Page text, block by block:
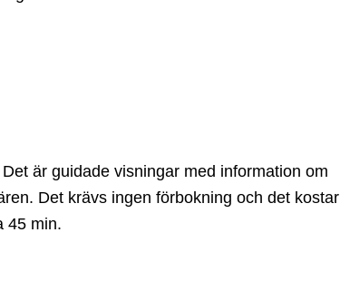
är guidade visningar med information om
Det krävs ingen förbokning och det kostar
45 min.